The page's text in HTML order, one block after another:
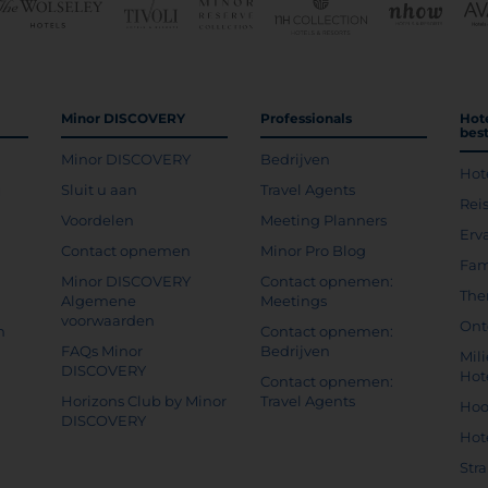
Minor DISCOVERY
Minor DISCOVERY
Sluit u aan
Voordelen
Contact opnemen
Minor DISCOVERY
Algemene
voorwaarden
FAQs Minor
DISCOVERY
Horizons Club by Minor
DISCOVERY
Professionals
Bedrijven
Travel Agents
Meeting Planners
Minor Pro Blog
Contact opnemen:
Meetings
Contact opnemen:
Bedrijven
Contact opnemen:
Travel Agents